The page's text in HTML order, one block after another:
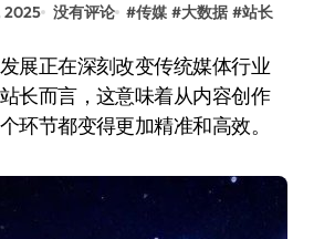
2025 没有评论 #传媒 #大数据 #站长
长而言，这意味着从内容创作
环节都变得更加精准和高效。